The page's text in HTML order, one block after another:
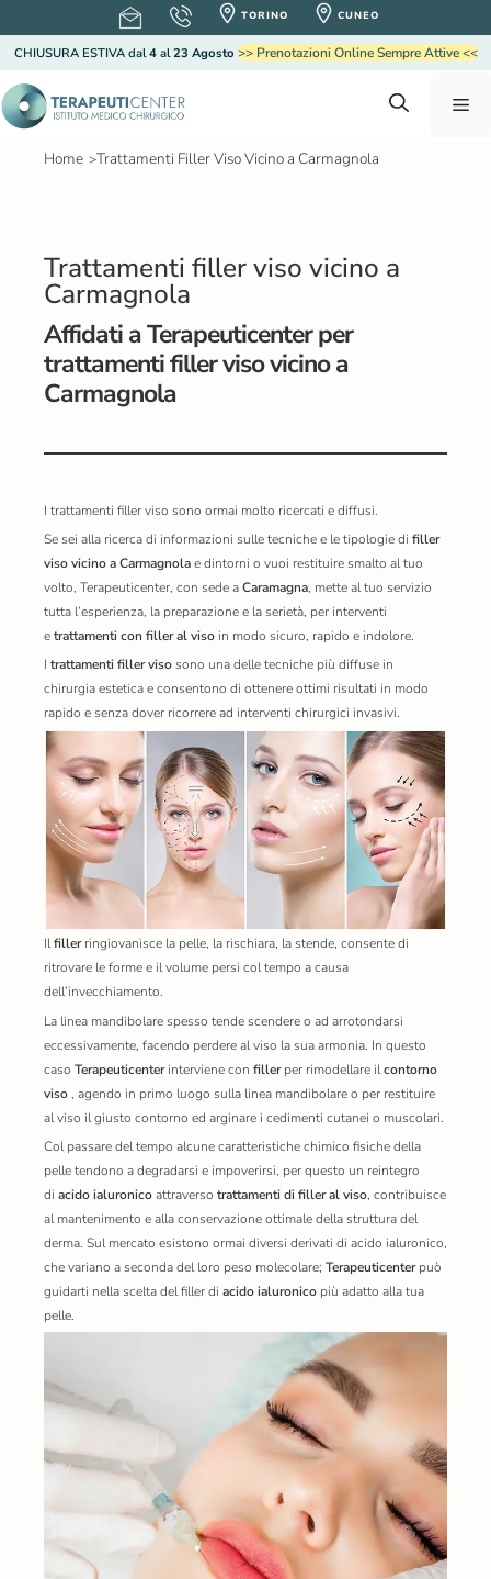
a
l
TORINO CUNEO
CHIUSURA ESTIVA dal4al23 Agosto >> Prenotazioni Online Sempre Attive <<
M
Home >Trattamenti Filler Viso Vicino a Carmagnola
Trattamenti filler viso vicino a
Carmagnola
Affidati a Terapeuticenter per
trattamenti filler viso vicino a
Carmagnola
I trattamenti filler viso sono ormai molto ricercati e diffusi.
Se sei alla ricerca di informazioni sulle tecniche e le tipologie di filler
viso vicino a Carmagnolae dintorni o vuoi restituire smalto al tuo
volto, Terapeuticenter, con sede aCaramagna, mette al tuo servizio
tutta l’esperienza, la preparazione e la serietà, per interventi
etrattamenti con filler al viso in modo sicuro, rapido e indolore.
I trattamenti filler visosono una delle tecniche più diffuse in
chirurgia estetica e consentono di ottenere ottimi risultati in modo
rapido e senza dover ricorrere ad interventi chirurgici invasivi.
Ilfillerringiovanisce la pelle, la rischiara, la stende, consente di
ritrovare le forme e il volume persi col tempo a causa
dell’invecchiamento.
La linea mandibolare spesso tende scendere o ad arrotondarsi
eccessivamente, facendo perdere al viso la sua armonia. In questo
caso Terapeuticenterinterviene con fillerper rimodellare ilcontorno
viso, agendo in primo luogo sulla linea mandibolare o per restituire
al viso il giusto contorno ed arginare i cedimenti cutanei o muscolari.
Col passare del tempo alcune caratteristiche chimico fisiche della
pelle tendono a degradarsi e impoverirsi, per questo un reintegro
di acido ialuronicoattraverso trattamenti di filler al viso, contribuisce
al mantenimento e alla conservazione ottimale della struttura del
derma. Sul mercato esistono ormai diversi derivati di acido ialuronico,
che variano a seconda del loro peso molecolare; Terapeuticenterpuò
guidarti nella scelta del filler di acido ialuronico più adatto alla tua
pelle.